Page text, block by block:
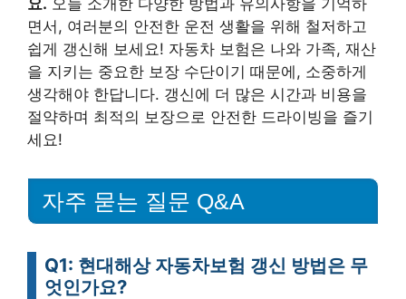
면서, 여러분의 안전한 운전 생활을 위해 철저하고
쉽게 갱신해 보세요! 자동차 보험은 나와 가족, 재산
을 지키는 중요한 보장 수단이기 때문에, 소중하게
생각해야 한답니다. 갱신에 더 많은 시간과 비용을
절약하며 최적의 보장으로 안전한 드라이빙을 즐기
세요!
자주 묻는 질문 Q&A
Q1: 현대해상 자동차보험 갱신 방법은 무
엇인가요?